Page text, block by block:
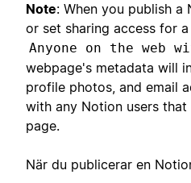
Note: When you publish a
or set sharing access for
Anyone on the web
webpage's metadata will
profile photos, and email
with any Notion users
page.
När du publicerar en